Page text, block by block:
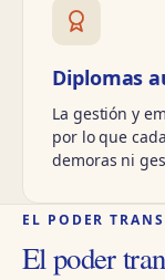
Diplomas
La gestión y
por lo que
demoras ni
EL PODER
El poder